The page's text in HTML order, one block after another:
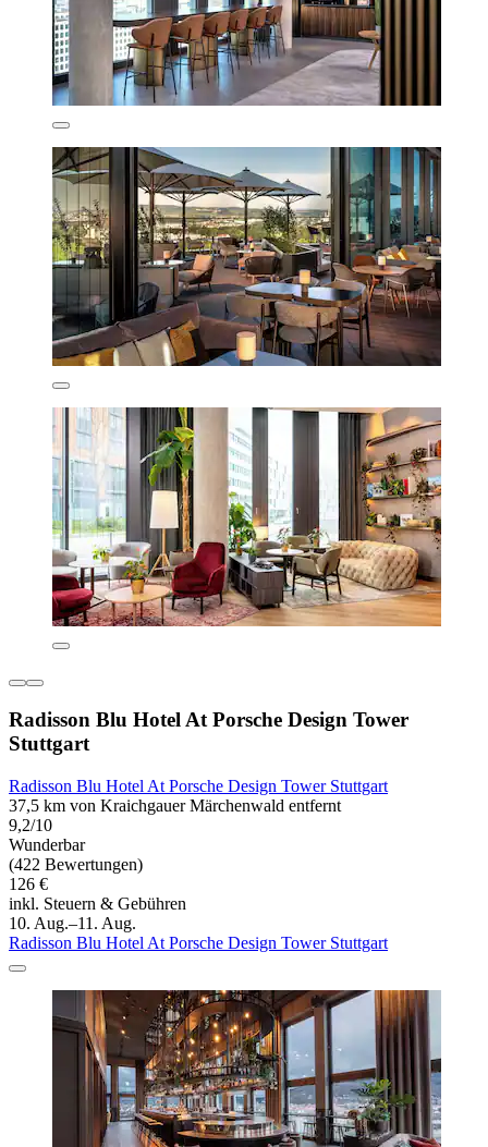
Radisson Blu Hotel At Porsche Design Tower
Stuttgart
Radisson Blu Hotel At Porsche Design Tower Stuttgart
37,5 km von Kraichgauer Märchenwald entfernt
9,2/10
Wunderbar
(422 Bewertungen)
126 €
inkl. Steuern & Gebühren
10. Aug.–11. Aug.
Radisson Blu Hotel At Porsche Design Tower Stuttgart